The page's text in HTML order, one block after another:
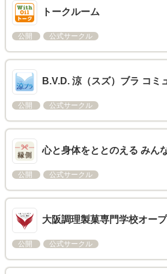
トークルーム
公開 公式サークル
B.V.D. 涼（スズ）ブラ コミ
公開 公式サークル
心と身体をととのえる みん
公開 公式サークル
大阪調理製菓専門学校オー
公開 公式サークル